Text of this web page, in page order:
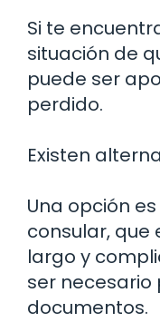
Si te
situación de
puede ser
perdido.
Existen
Una opción
consular, que
largo y
ser
documentos.